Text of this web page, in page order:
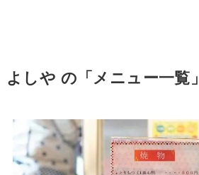
よしや の「メニュー一覧」